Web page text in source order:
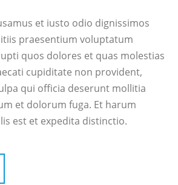
et iusto odio dignissimos
praesentium voluptatum
quos dolores et quas molestias
cupiditate non provident,
qui officia deserunt mollitia
et dolorum fuga. Et harum
est et expedita distinctio.